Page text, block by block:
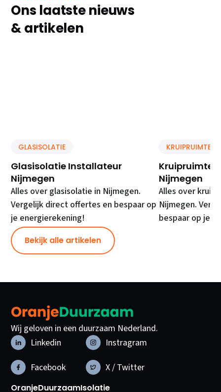
Ons laatste nieuws
& artikelen
GLASISOLATIE
Glasisolatie Installateur
Nijmegen
Alles over glasisolatie in Nijmegen.
Vergelijk direct offertes en bespaar op
je energierekening!
KRUIPRUIMTE
Kruipruimte
Nijmegen
Alles over
Nijmegen.
bespaar op je
Bekijk alle artikelen
Wij geloven in een duurzaam Nederland.
Linkedin
Instragram
Facebook
X / Twitter
OranjeDuurzaamIsolatie